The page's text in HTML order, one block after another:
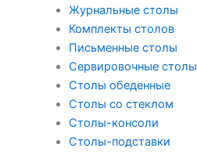
Журнальные столы
Комплекты столов
Письменные столы
Сервировочные столы
Столы обеденные
Столы со стеклом
Столы-консоли
Столы-подставки